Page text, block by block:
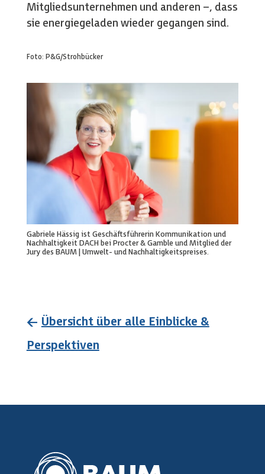
Mitgliedsunternehmen und anderen –, dass
sie energiegeladen wieder gegangen sind.
Foto: P&G/Strohbücker
Gabriele Hässig ist Geschäftsführerin Kommunikation und
Nachhaltigkeit DACH bei Procter & Gamble und Mitglied der
Jury des BAUM | Umwelt- und Nachhaltigkeitspreises.
← Übersicht über alle Einblicke &
Perspektiven